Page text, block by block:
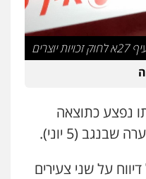
צווארון לבן והונאה
נפצע כתוצאה
(5 יוני).
התקבל דיווח על שני צעירים